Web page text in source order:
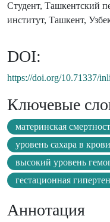
Студент, Ташкентский
институт, Ташкент,
DOI:
https://doi.org/10.71337/
Ключевые
материнская
уровень сахара в
высокий уровень
гестационная
Аннотация